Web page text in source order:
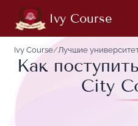
Ivy Course
Ivy Course/Лучшие
Как
City